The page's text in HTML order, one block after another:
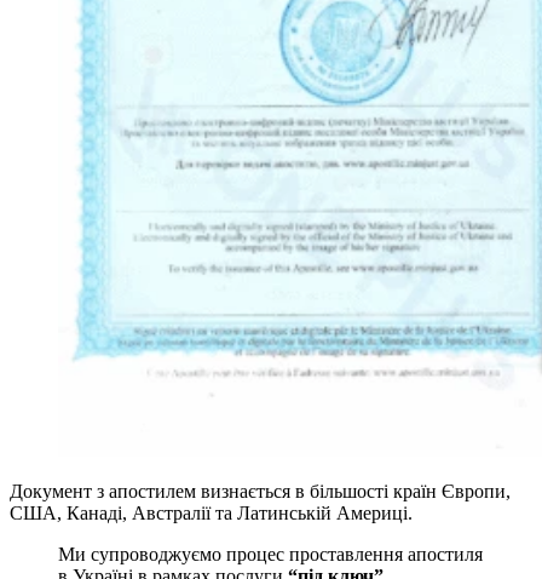
Документ з апостилем визнається в більшості країн Європи,
США, Канаді, Австралії та Латинській Америці.
Ми супроводжуємо процес проставлення апостиля